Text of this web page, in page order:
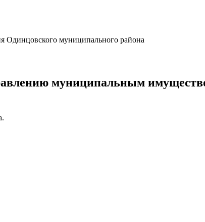
муниципального района
муниципальным